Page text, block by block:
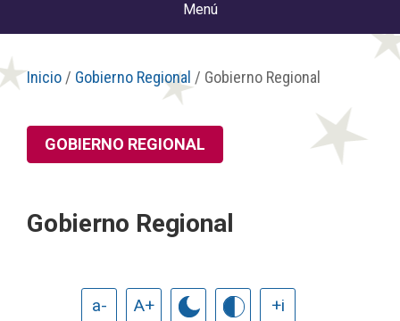
Menú
Inicio / Gobierno Regional / Gobierno Regional
GOBIERNO REGIONAL
Gobierno Regional
a- A+ +i